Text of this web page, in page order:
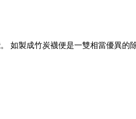
如製成竹炭襪便是一雙相當優異的除